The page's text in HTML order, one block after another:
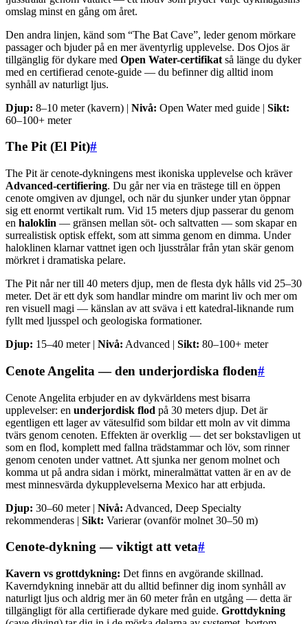
omslag minst en gång om året.
Den andra linjen, känd som “The Bat Cave”, leder genom mörkare
passager och bjuder på en mer äventyrlig upplevelse. Dos Ojos är
tillgänglig för dykare med Open Water-certifikat så länge du dyker
med en certifierad cenote-guide — du befinner dig alltid inom
synhåll av naturligt ljus.
Djup: 8–10 meter (kavern) | Nivå: Open Water med guide | Sikt:
60–100+ meter
The Pit (El Pit)#
The Pit är cenote-dykningens mest ikoniska upplevelse och kräver
Advanced-certifiering. Du går ner via en trästege till en öppen
cenote omgiven av djungel, och när du sjunker under ytan öppnar
sig ett enormt vertikalt rum. Vid 15 meters djup passerar du genom
en haloklin — gränsen mellan söt- och saltvatten — som skapar en
surrealistisk optisk effekt, som att simma genom en dimma. Under
haloklinen klarnar vattnet igen och ljusstrålar från ytan skär genom
mörkret i dramatiska pelare.
The Pit når ner till 40 meters djup, men de flesta dyk hålls vid 25–30
meter. Det är ett dyk som handlar mindre om marint liv och mer om
ren visuell magi — känslan av att sväva i ett katedral-liknande rum
fyllt med ljusspel och geologiska formationer.
Djup: 15–40 meter | Nivå: Advanced | Sikt: 80–100+ meter
Cenote Angelita — den underjordiska floden#
Cenote Angelita erbjuder en av dykvärldens mest bisarra
upplevelser: en underjordisk flod på 30 meters djup. Det är
egentligen ett lager av vätesulfid som bildar ett moln av vit dimma
tvärs genom cenoten. Effekten är overklig — det ser bokstavligen ut
som en flod, komplett med fallna trädstammar och löv, som rinner
genom cenoten under vattnet. Att sjunka ner genom molnet och
komma ut på andra sidan i mörkt, mineralmättat vatten är en av de
mest minnesvärda dykupplevelserna Mexico har att erbjuda.
Djup: 30–60 meter | Nivå: Advanced, Deep Specialty
rekommenderas | Sikt: Varierar (ovanför molnet 30–50 m)
Cenote-dykning — viktigt att veta#
Kavern vs grottdykning: Det finns en avgörande skillnad.
Kaverndykning innebär att du alltid befinner dig inom synhåll av
naturligt ljus och aldrig mer än 60 meter från en utgång — detta är
tillgängligt för alla certifierade dykare med guide. Grottdykning